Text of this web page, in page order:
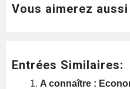
Vous aimerez aussi
Entrées Similaires:
A connaître :